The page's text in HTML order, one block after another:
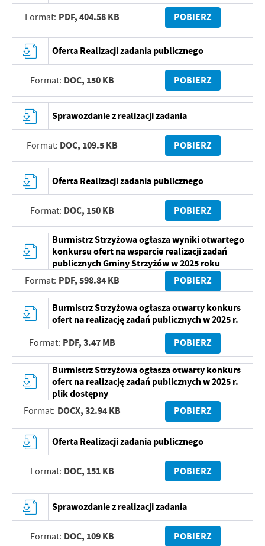
Format: PDF,404.58 KB POBIERZ
Oferta Realizacji zadania publicznego
Format: DOC, 150 KB POBIERZ
Sprawozdanie z realizacji zadania
Format: DOC, 109.5 KB POBIERZ
Oferta Realizacji zadania publicznego
Format: DOC, 150 KB POBIERZ
Burmistrz Strzyżowa ogłasza wyniki otwartego
konkursu ofert na wsparcie realizacji zadań
publicznych Gminy Strzyżów w 2025 roku
Format: PDF,598.84 KB POBIERZ
Burmistrz Strzyżowa ogłasza otwarty konkurs
ofert na realizację zadań publicznych w 2025 r.
Format: PDF,3.47 MB POBIERZ
Burmistrz Strzyżowa ogłasza otwarty konkurs
ofert na realizację zadań publicznych w 2025 r.
plik dostępny
Format: DOCX,32.94 KB POBIERZ
Oferta Realizacji zadania publicznego
Format: DOC, 151 KB POBIERZ
Sprawozdanie z realizacji zadania
Format: DOC, 109 KB POBIERZ